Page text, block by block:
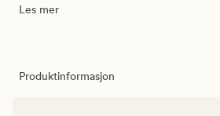
Les mer
Produktinformasjon